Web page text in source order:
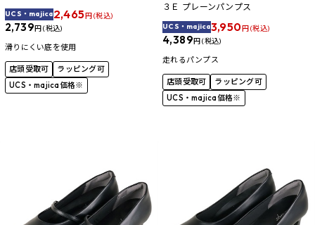
UCS・majica2,465円 (税込)
2,739円 (税込)
滑りにくい底を使用
店頭受取可
ラッピング可
UCS・majica価格※
３Ｅ プレーンパンプス
UCS・majica3,950円 (税込)
4,389円 (税込)
走れるパンプス
店頭受取可
ラッピング可
UCS・majica価格※